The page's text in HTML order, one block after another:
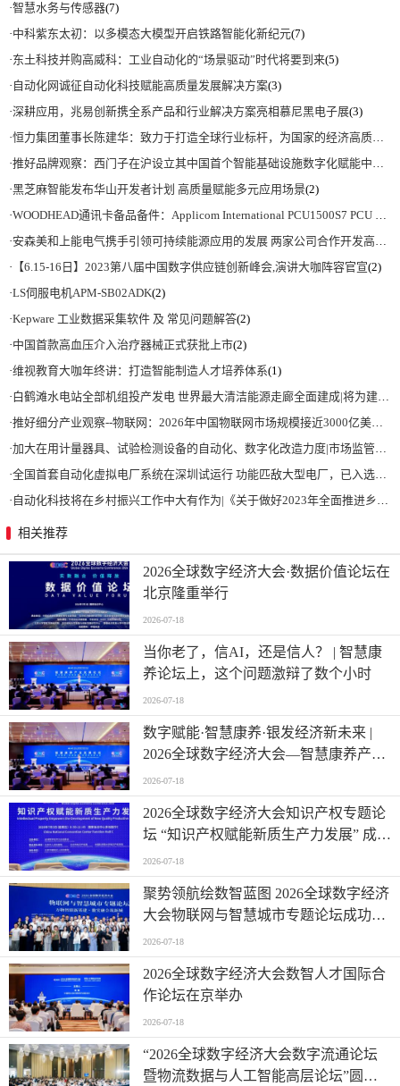
·智慧水务与传感器(7)
·中科紫东太初：以多模态大模型开启铁路智能化新纪元(7)
·东土科技并购高威科：工业自动化的“场景驱动”时代将要到来(5)
· 自动化网诚征自动化科技赋能高质量发展解决方案(3)
·深耕应用，兆易创新携全系产品和行业解决方案亮相慕尼黑电子展(3)
·恒力集团董事长陈建华：致力于打造全球行业标杆，为国家的经济高质量发展贡献更大力量|上海电气集团党委书记、董事长吴磊来访
·推好品牌观察：西门子在沪设立其中国首个智能基础设施数字化赋能中心
·黑芝麻智能发布华山开发者计划 高质量赋能多元应用场景(2)
·WOODHEAD通讯卡备品备件：Applicom International PCU1500S7 PCU 1500 S7 V4.5.0
·安森美和上能电气携手引领可持续能源应用的发展 两家公司合作开发高性能储能和太阳能组串式逆变器方案 以实现可持续的未来
· 【6.15-16日】2023第八届中国数字供应链创新峰会,演讲大咖阵容官宣(2)
·LS伺服电机APM-SB02ADK(2)
·Kepware 工业数据采集软件 及 常见问题解答(2)
·中国首款高血压介入治疗器械正式获批上市(2)
·维视教育大咖年终讲：打造智能制造人才培养体系(1)
·白鹤滩水电站全部机组投产发电 世界最大清洁能源走廊全面建成|将为建设新型能源体系、保障国家能源安全、实现“双碳”目标提供有力支撑
·推好细分产业观察--物联网：2026年中国物联网市场规模接近3000亿美元 智慧工厂、智慧城市、智慧电网等将占60%以上
·加大在用计量器具、试验检测设备的自动化、数字化改造力度|市场监管总局 工业和信息化部 关于促进企业计量能力提升的指导意见
·全国首套自动化虚拟电厂系统在深圳试运行 功能匹敌大型电厂，已入选国际典型案例
· 自动化科技将在乡村振兴工作中大有作为|《关于做好2023年全面推进乡村振兴重点工作的意见》发布
相关推荐
2026全球数字经济大会·数据价值论坛在
北京隆重举行
2026-07-18
当你老了，信AI，还是信人？ | 智慧康
养论坛上，这个问题激辩了数个小时
2026-07-18
数字赋能·智慧康养·银发经济新未来 |
2026全球数字经济大会—智慧康养产业
发展论坛在京举办
2026-07-18
2026全球数字经济大会知识产权专题论
坛 “知识产权赋能新质生产力发展” 成功
举办
2026-07-18
聚势领航绘数智蓝图 2026全球数字经济
大会物联网与智慧城市专题论坛成功举
办
2026-07-18
2026全球数字经济大会数智人才国际合
作论坛在京举办
2026-07-18
“2026全球数字经济大会数字流通论坛
暨物流数据与人工智能高层论坛”圆满